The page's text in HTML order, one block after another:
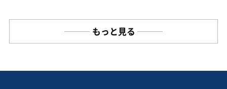
もっと見る